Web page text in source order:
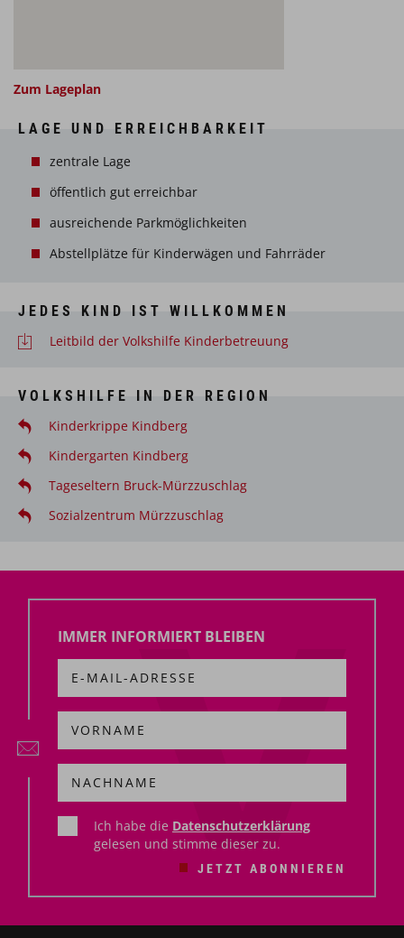
Zum Lageplan
LAGE UND ERREICHBARKEIT
zentrale Lage
öffentlich gut erreichbar
ausreichende Parkmöglichkeiten
Abstellplätze für Kinderwägen und Fahrräder
JEDES KIND IST WILLKOMMEN
Leitbild der Volkshilfe Kinderbetreuung
VOLKSHILFE IN DER REGION
Kinderkrippe Kindberg
Kindergarten Kindberg
Tageseltern Bruck-Mürzzuschlag
Sozialzentrum Mürzzuschlag
IMMER INFORMIERT BLEIBEN
JETZT ABONNIEREN
Ich habe die Datenschutzerklärung
gelesen und stimme dieser zu.